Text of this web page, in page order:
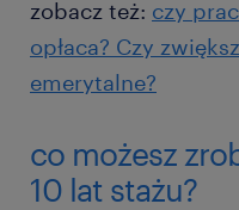
zobacz też: czy
opłaca? Czy
emerytalne?
co możesz
10 lat stażu?